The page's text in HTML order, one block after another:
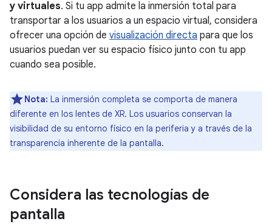
y virtuales. Si tu app admite la inmersión total para
transportar a los usuarios a un espacio virtual, considera
ofrecer una opción de visualización directa para que los
usuarios puedan ver su espacio físico junto con tu app
cuando sea posible.
Nota: La inmersión completa se comporta de manera
diferente en los lentes de XR. Los usuarios conservan la
visibilidad de su entorno físico en la periferia y a través de la
transparencia inherente de la pantalla.
Considera las tecnologías de
pantalla